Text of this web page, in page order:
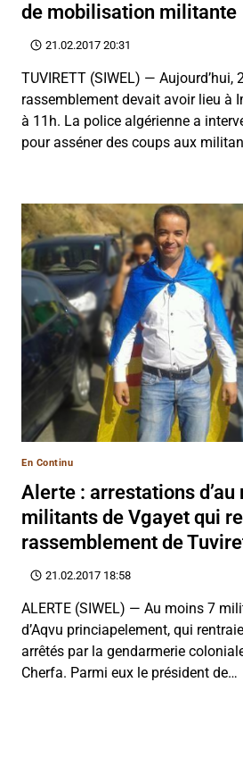
de mobilisation militante
21.02.2017 20:31
TUVIRETT (SIWEL) — Aujourd’hui,
rassemblement devait avoir lieu à
à 11h. La police algérienne a
pour asséner des coups aux
En Continu
Alerte : arrestations d’au
militants de Vgayet qui
rassemblement de
21.02.2017 18:58
ALERTE (SIWEL) — Au moins 7
d’Aqvu princiapelement, qui
arrêtés par la gendarmerie
Cherfa. Parmi eux le président de…